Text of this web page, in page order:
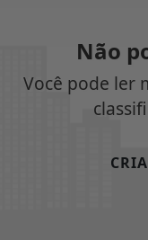
Não
Você pode ler